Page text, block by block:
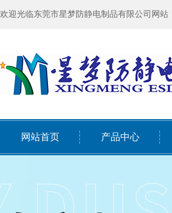
欢迎光临东莞市星梦防静电制品有限公司网站
网站首页 产品中心